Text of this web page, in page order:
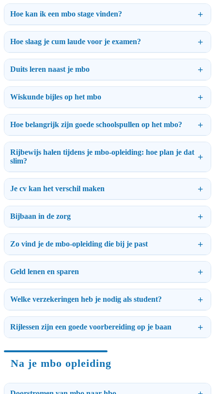
Hoe kan ik een mbo stage vinden?
Hoe slaag je cum laude voor je examen?
Duits leren naast je mbo
Wiskunde bijles op het mbo
Hoe belangrijk zijn goede schoolspullen op het mbo?
Rijbewijs halen tijdens je mbo-opleiding: hoe plan je dat
slim?
Je cv kan het verschil maken
Bijbaan in de zorg
Zo vind je de mbo-opleiding die bij je past
Geld lenen en sparen
Welke verzekeringen heb je nodig als student?
Rijlessen zijn een goede voorbereiding op je baan
Na je mbo opleiding